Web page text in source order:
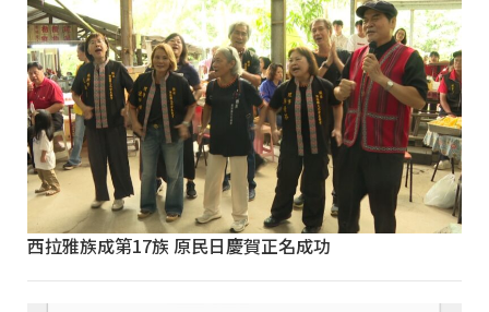
西拉雅族成第17族 原民日慶賀正名成功